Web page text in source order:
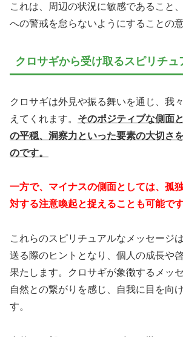
これは、周辺の状況に敏感であること
への警戒を怠らないようにすることの
クロサギから受け取るスピリチュ
クロサギは外見や振る舞いを通じ、我
えてくれます。 そのポジティブな側面
の平穏、洞察力といった要素の大切さ
のです。
一方で、マイナスの側面としては、孤
対する注意喚起と捉えることも可能です
これらのスピリチュアルなメッセージ
送る際のヒントとなり、個人の成長や
果たします。クロサギが象徴するメッ
自然との繋がりを感じ、自我に目を向
す。